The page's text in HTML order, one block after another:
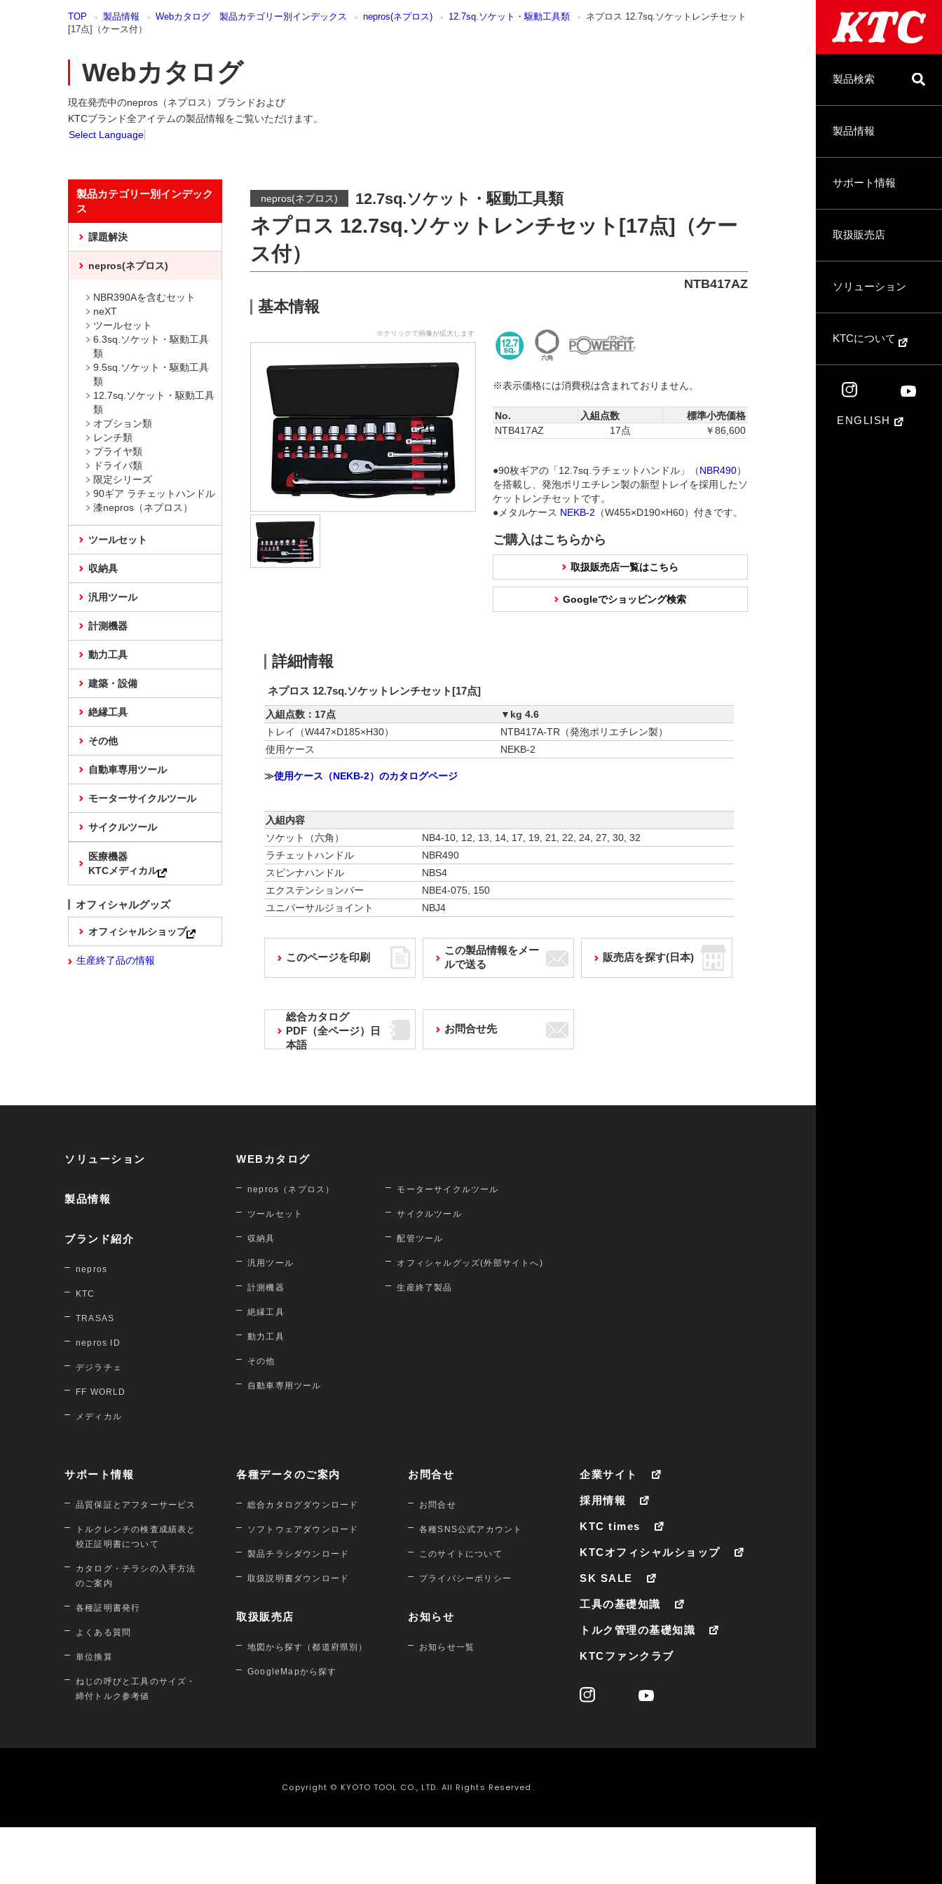
製品検索
製品情報
サポート情報
取扱販売店
ソリューション
KTCについて
ENGLISH
TOP 製品情報 Webカタログ 製品カテゴリー別インデックス nepros(ネプロス) 12.7sq.ソケット・駆動工具類
ネプロス 12.7sq.ソケットレンチセット
[17点]（ケース付）
Webカタログ
現在発売中のnepros（ネプロス）ブランドおよび
KTCブランド全アイテムの製品情報をご覧いただけます。
Select Language
nepros(ネプロス) 12.7sq.ソケット・駆動工具類
ネプロス 12.7sq.ソケットレンチセット[17点]（ケー
ス付）
NTB417AZ
基本情報
※クリックで画像が拡大します
※表示価格には消費税は含まれておりません。
No. 入組点数
標準小売価格
NTB417AZ
17点 ￥86,600
●90枚ギアの「12.7sq.ラチェットハンドル」（NBR490）
を搭載し、発泡ポリエチレン製の新型トレイを採用したソ
ケットレンチセットです。
●メタルケース NEKB-2 （W455×D190×H60）付きです。
ご購入はこちらから
取扱販売店一覧はこちら
Googleでショッピング検索
詳細情報
ネプロス 12.7sq.ソケットレンチセット[17点]
入組点数：17点
▼kg 4.6
トレイ（W447×D185×H30）
NTB417A-TR（発泡ポリエチレン製）
使用ケース
NEKB-2
≫使用ケース（NEKB-2）のカタログページ
入組内容
ソケット（六角）
NB4-10, 12, 13, 14, 17, 19, 21, 22, 24, 27, 30, 32
ラチェットハンドル
NBR490
スピンナハンドル
NBS4
エクステンションバー
NBE4-075, 150
ユニバーサルジョイント
NBJ4
このページを印刷
この製品情報をメー
ルで送る
販売店を探す(日本)
総合カタログ
PDF（全ページ）日
本語
お問合せ先
製品カテゴリー別インデック
ス
課題解決
nepros(ネプロス)
NBR390Aを含むセット
neXT
ツールセット
6.3sq.ソケット・駆動工具
類
9.5sq.ソケット・駆動工具
類
12.7sq.ソケット・駆動工具
類
オプション類
レンチ類
プライヤ類
ドライバ類
限定シリーズ
90ギア ラチェットハンドル
漆nepros（ネプロス）
ツールセット
収納具
汎用ツール
計測機器
動力工具
建築・設備
絶縁工具
その他
自動車専用ツール
モーターサイクルツール
サイクルツール
医療機器
KTCメディカル
オフィシャルグッズ
オフィシャルショップ
生産終了品の情報
ソリューション
製品情報
ブランド紹介
nepros
KTC
TRASAS
nepros ID
デジラチェ
FF WORLD
メディカル
WEBカタログ
nepros（ネプロス）
ツールセット
収納具
汎用ツール
計測機器
絶縁工具
動力工具
その他
自動車専用ツール
モーターサイクルツール
サイクルツール
配管ツール
オフィシャルグッズ(外部サイトへ)
生産終了製品
サポート情報
品質保証とアフターサービス
トルクレンチの検査成績表と
校正証明書について
カタログ・チラシの入手方法
のご案内
各種証明書発行
よくある質問
単位換算
ねじの呼びと工具のサイズ・
締付トルク参考値
各種データのご案内
総合カタログダウンロード
ソフトウェアダウンロード
製品チラシダウンロード
取扱説明書ダウンロード
取扱販売店
地図から探す（都道府県別）
GoogleMapから探す
お問合せ
お問合せ
各種SNS公式アカウント
このサイトについて
プライバシーポリシー
お知らせ
お知らせ一覧
企業サイト
採用情報
KTC times
KTCオフィシャルショップ
SK SALE
工具の基礎知識
トルク管理の基礎知識
KTCファンクラブ
Copyright © KYOTO TOOL CO., LTD. All Rights Reserved.